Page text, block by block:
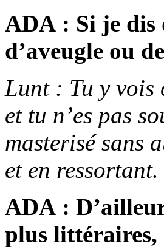
ADA : Si je dis
d’aveugle ou
Lunt : Tu y
et tu n’es pas
masterisé sans
et en ressortant.
ADA :
plus littéraires,